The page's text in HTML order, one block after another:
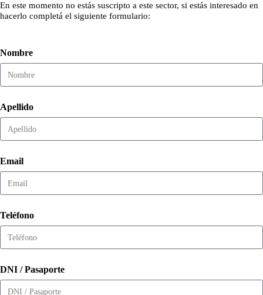
En este momento no estás suscripto a este sector, si estás interesado en
hacerlo completá el siguiente formulario:
Nombre
Apellido
Email
Teléfono
DNI / Pasaporte